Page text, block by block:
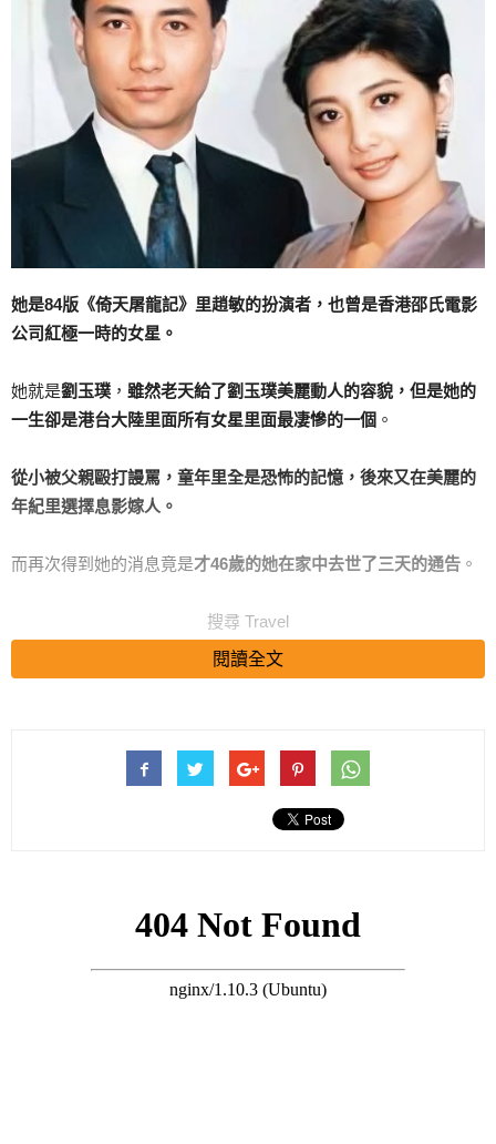
她是84版《倚天屠龍記》里趙敏的扮演者，也曾是香港邵氏電影
公司紅極一時的女星。
她就是劉玉璞 ， 雖然老天給了劉玉璞美麗動人的容貌，但是她的
一生卻是港台大陸里面所有女星里面最凄慘的一個 。
從小被父親毆打謾罵，童年里全是恐怖的記憶，後來又在美麗的
年紀里選擇息影嫁人。
而再次得到她的消息竟是才46歲的她在家中去世了三天的通告 。
搜尋 Travel
那她究竟是怎麼死的呢？
閱讀全文